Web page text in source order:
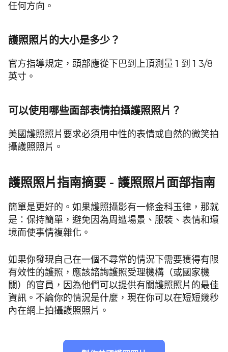
任何方向。
護照照片的大小是多少？
官方指導規定，頭部應從下巴到上頂測量 1 到 1 3/8
英寸。
可以使用哪些面部表情拍攝護照照片？
美國護照照片要求必須用中性的表情或自然的微笑拍
攝護照照片。
護照照片指南摘要 - 護照照片面部指南
簡單是更好的。如果護照攝影有一條金科玉律，那就
是：保持簡單，避免因為周遭場景、服裝、表情和環
境而使事情複雜化。
如果你發現自己在一個不尋常的情況下需要獲得有限
有效性的護照，應該諮詢護照受理機構（或國家機
關）的官員，因為他們可以提供有關護照照片的最佳
資訊。不論你的情況是什麼，現在你可以在短短幾秒
內在網上拍攝護照照片。